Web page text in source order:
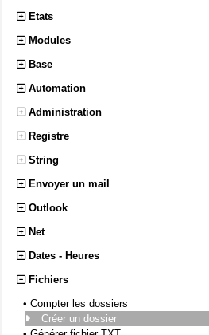
Etats
Modules
Base
Automation
Administration
Registre
String
Envoyer un mail
Outlook
Net
Dates - Heures
Fichiers
• Compter les dossiers
Créer un dossier